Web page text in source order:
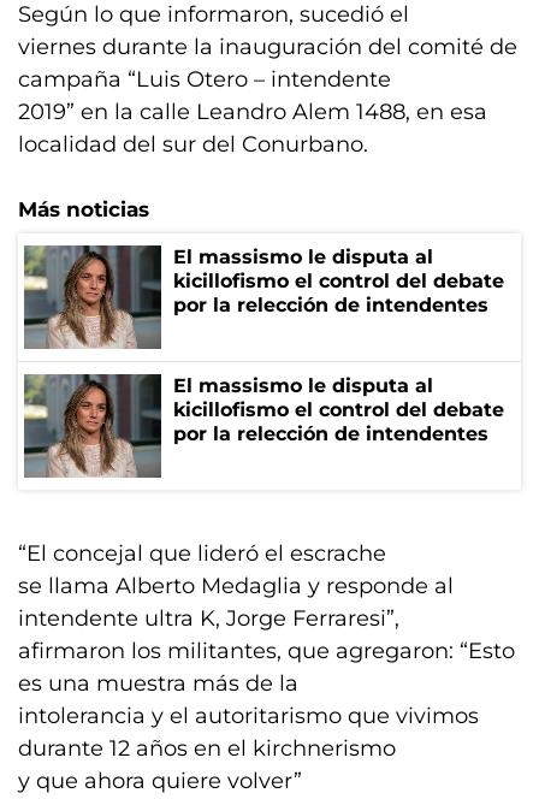
Según lo que informaron, sucedió el
viernes durante la inauguración del comité de
campaña “Luis Otero – intendente
2019” en la calle Leandro Alem 1488, en esa
localidad del sur del Conurbano.
Más noticias
El massismo le disputa al
kicillofismo el control del debate
por la relección de intendentes
El massismo le disputa al
kicillofismo el control del debate
por la relección de intendentes
“El concejal que lideró el escrache
se llama Alberto Medaglia y responde al
intendente ultra K, Jorge Ferraresi”,
afirmaron los militantes, que agregaron: “Esto
es una muestra más de la
intolerancia y el autoritarismo que vivimos
durante 12 años en el kirchnerismo
y que ahora quiere volver”